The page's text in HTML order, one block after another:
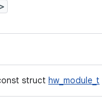
>
struct hw_module_t